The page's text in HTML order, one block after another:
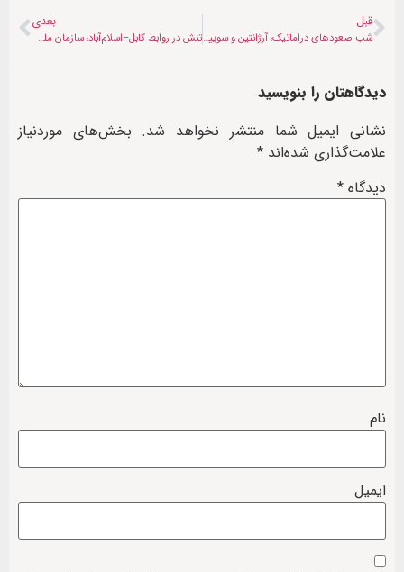
قبل
شب صعودهای دراماتیک؛ آرژانتین و سوییس به جمع هشت تیم برتر پیوستند
بعدی
تنش در روابط کابل–اسلام‌آباد؛ سازمان ملل درباره سوء استفاده گروه‌های افراطی هشدار داد
دیدگاهتان را بنویسید
نشانی ایمیل شما منتشر نخواهد شد. بخش‌های موردنیاز
علامت‌گذاری شده‌اند *
دیدگاه *
نام
ایمیل